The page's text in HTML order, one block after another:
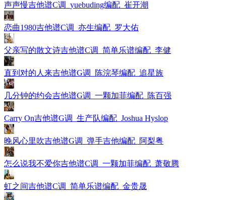
声声慢吉他谱C调_yuebuding编配_崔开潮
恋曲1980吉他谱C调_亦生编配_罗大佑
父亲写的散文诗吉他谱C调_简单乐谱编配_李健
直到对的人来吉他谱G调_陈浣琴编配_追星族
几分钟的约会吉他谱G调_一颗加菲编配_陈百强
Carry On吉他谱G调_生产队编配_Joshua Hyslop
晚风心里吹吉他谱G调_弹手吉他编配_阿梨粤
怎么说我不爱你吉他谱C调_一颗加菲编配_萧敬腾
虹之间吉他谱C调_简单乐谱编配_金贵晟